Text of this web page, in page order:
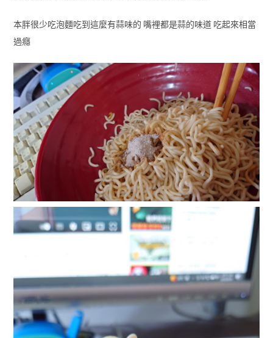
本胖很少吃泡麵吃到這麼有蒜味的 嘴裡都是蒜的味道 吃起來相當
過癮